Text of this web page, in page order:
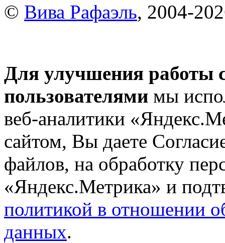
© Вива Рафаэль, 2004-
Для улучшения работы
пользователями мы
веб-аналитики
сайтом, Вы даете
файлов, на обработку
«Яндекс.Метрика» и
политикой в отношении
данных.